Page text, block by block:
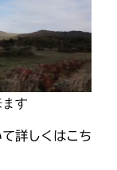
す
詳しくはこち